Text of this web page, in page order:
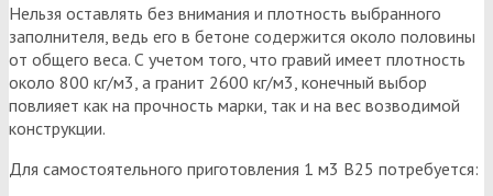
Нельзя оставлять без внимания и плотность выбранного
заполнителя, ведь его в бетоне содержится около половины
от общего веса. С учетом того, что гравий имеет плотность
около 800 кг/м3, а гранит 2600 кг/м3, конечный выбор
повлияет как на прочность марки, так и на вес возводимой
конструкции.
Для самостоятельного приготовления 1 м3 В25 потребуется: